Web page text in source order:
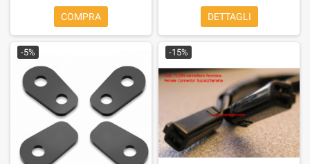
COMPRA DETTAGLI
-5% -15%